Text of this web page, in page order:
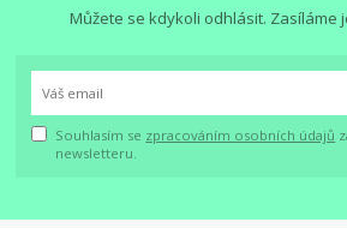
Můžete se kdykoli odhlásit. Zasíláme
Souhlasím se zpracováním osobních údajů
newsletteru.